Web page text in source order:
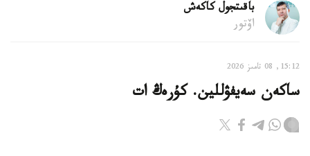
باقىتجول كاكەش
اۆتور
15:12, 08 تامىز 2026
ساكەن سەيفۋللين. كۇرەڭ ات